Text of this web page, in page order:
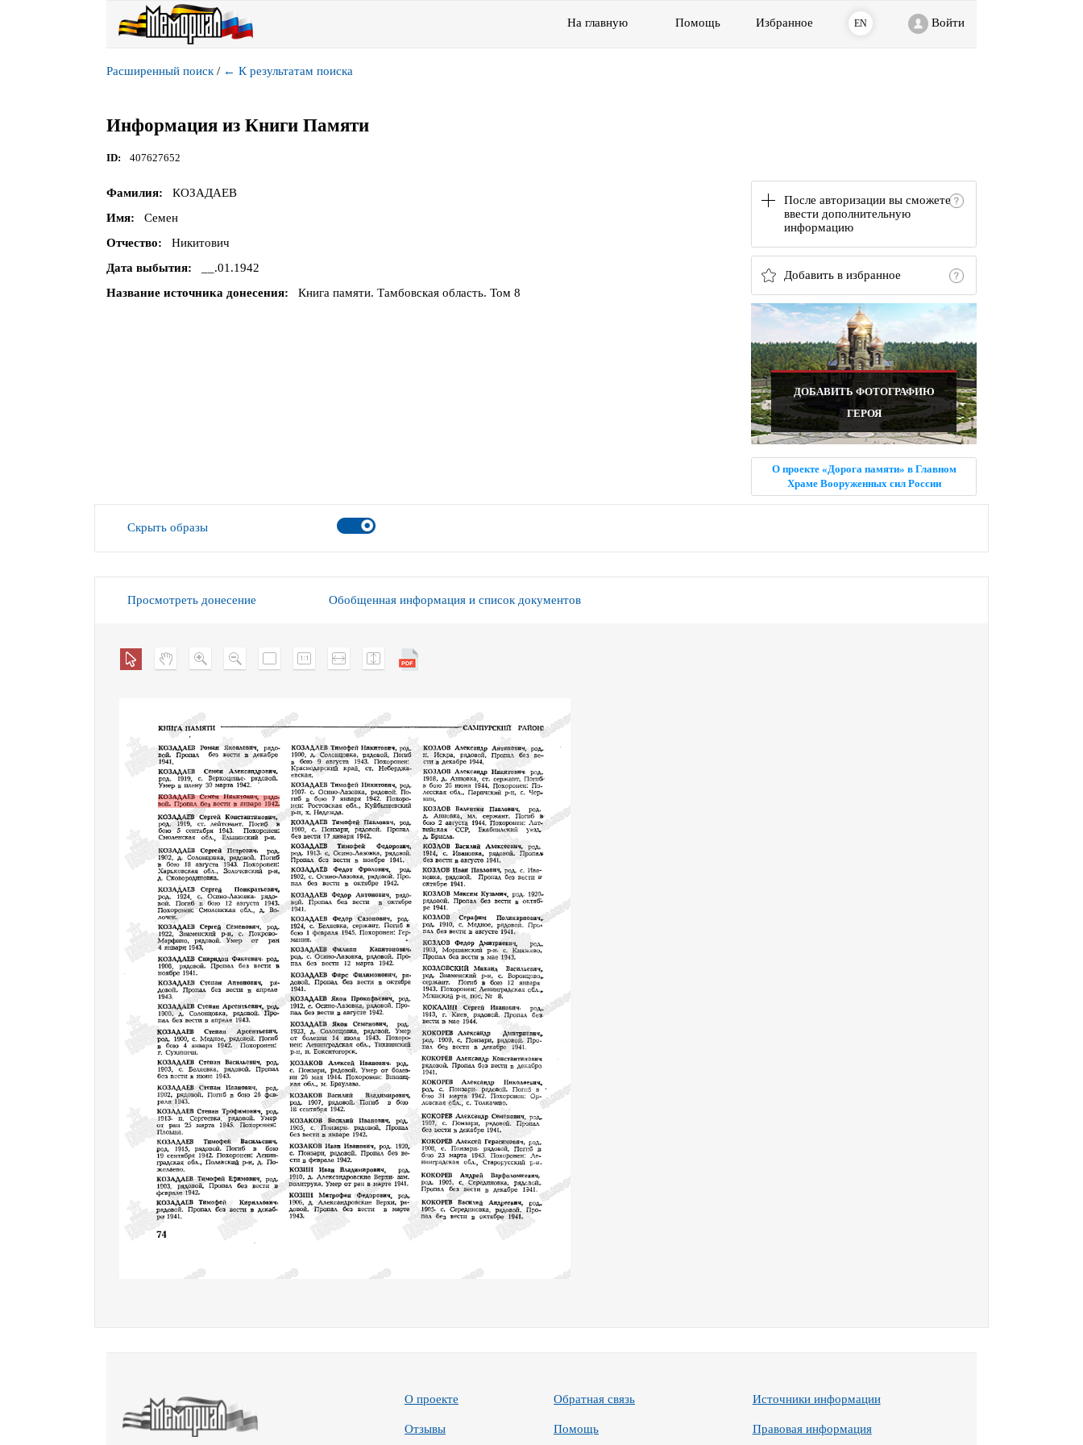
На главную Помощь Избранное EN Войти
Расширенный поиск / ← К результатам поиска
Информация из Книги Памяти
ID 407627652
После авторизации вы сможете
ввести дополнительную
информацию
Добавить в избранное
ДОБАВИТЬ ФОТОГРАФИЮ
ГЕРОЯ
О проекте «Дорога памяти» в Главном
Храме Вооруженных сил России
Фамилия
КОЗАДАЕВ
Имя
Семен
Отчество
Никитович
Дата выбытия
__.01.1942
Название источника донесения
Книга памяти. Тамбовская область. Том 8
Скрыть образы
Просмотреть донесение Обобщенная информация и список документов
О проекте
Отзывы
Обратная связь
Помощь
Источники информации
Правовая информация